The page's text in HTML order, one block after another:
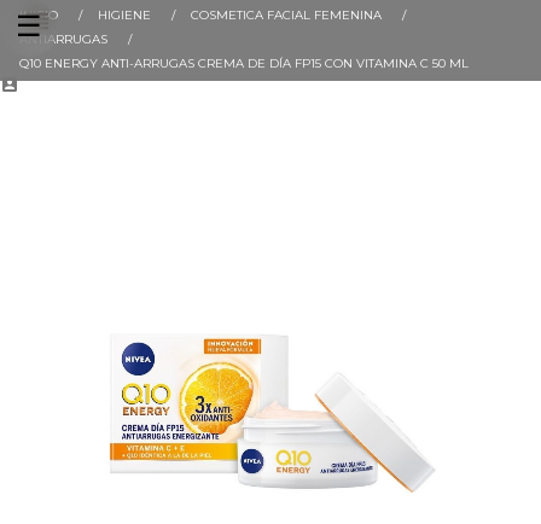
Navegación
de
palanca
☰

INICIO HIGIENE
COSMETICA FACIAL FEMENINA
ANTIARRUGAS
Q10 ENERGY ANTI-ARRUGAS CREMA DE DÍA FP15 CON VITAMINA C 50 ML